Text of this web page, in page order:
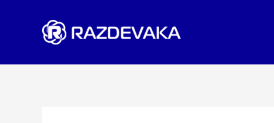
содержимому